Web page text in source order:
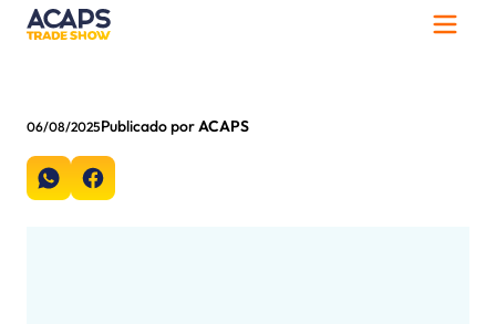
06/08/2025Publicado porACAPS